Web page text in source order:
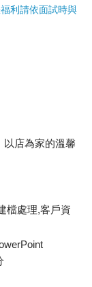
利請依面試時與
以店為家的溫馨
檔處理,客戶資